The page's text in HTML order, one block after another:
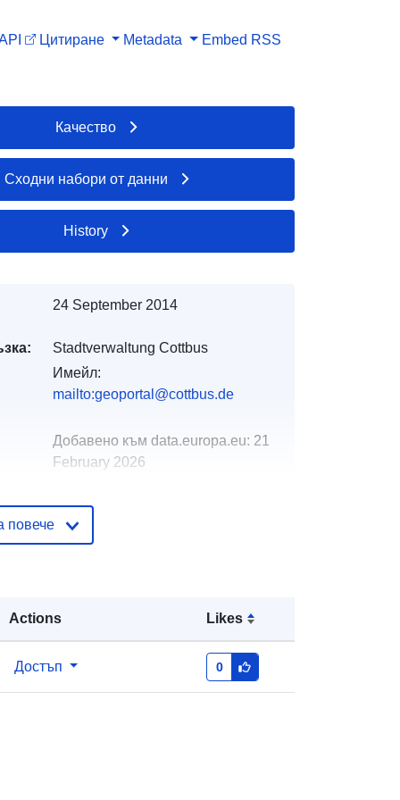
Цитиране Metadata Embed RSS
Actions Likes
Достъп 0
Качество
Сходни набори от данни
History
24 September 2014
Stadtverwaltung Cottbus
Имейл:
mailto:geoportal@cottbus.de
Добавено към data.europa.eu: 21
February 2026
25 July 2026
Тип:
https://registry.gdi-
de.org/id/de.bb.metadata/4da32493-
повече